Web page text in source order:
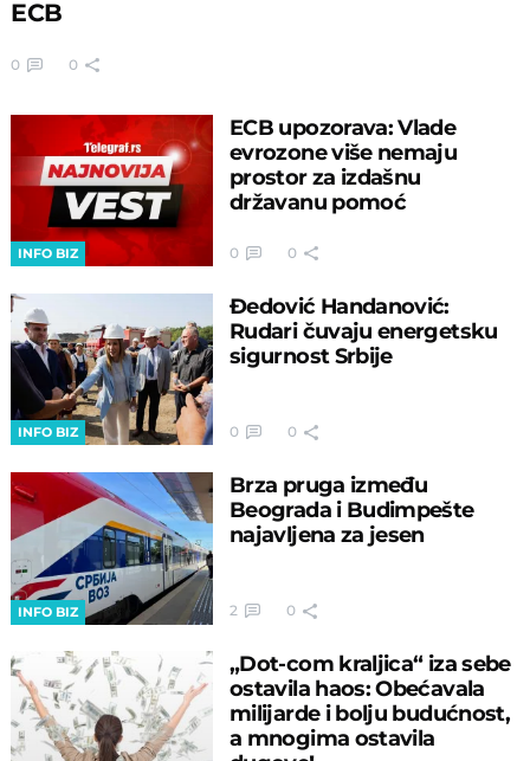
ECB
0 0
INFO BIZ
ECB upozorava: Vlade
evrozone više nemaju
prostor za izdašnu
državanu pomoć
0 0
INFO BIZ
Đedović Handanović:
Rudari čuvaju energetsku
sigurnost Srbije
0 0
INFO BIZ
Brza pruga između
Beograda i Budimpešte
najavljena za jesen
2 0
„Dot-com kraljica“ iza sebe
ostavila haos: Obećavala
milijarde i bolju budućnost,
a mnogima ostavila